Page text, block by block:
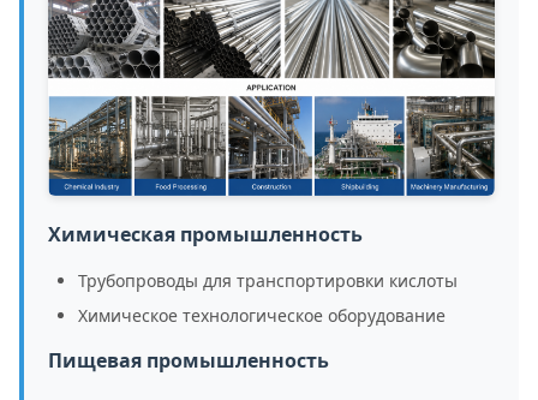
Химическая промышленность
Трубопроводы для транспортировки кислоты
Химическое технологическое оборудование
Пищевая промышленность